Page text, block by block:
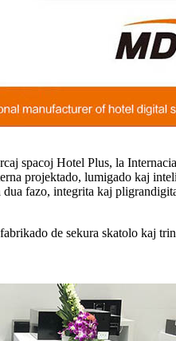
spacoj Hotel Plus, la
projektado, lumigado kaj
fazo, integrita kaj
de sekura skatolo kaj